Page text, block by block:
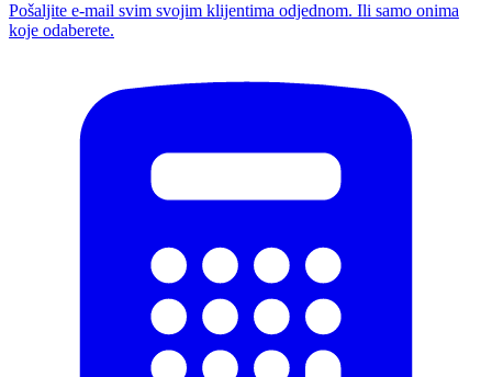
Pošaljite e-mail svim svojim klijentima odjednom. Ili samo onima
koje odaberete.